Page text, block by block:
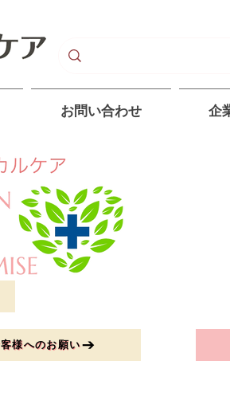
​お問い合わせ 企
客様へのお願い